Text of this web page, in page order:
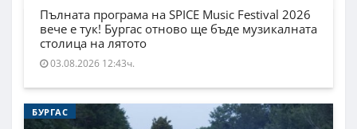
Пълната програма на SPICE Music Festival 2026
вече е тук! Бургас отново ще бъде музикалната
столица на лятото
03.08.2026 12:43ч.
БУРГАС